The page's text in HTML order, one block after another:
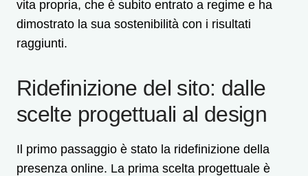
vita propria, che è subito entrato a regime e ha
dimostrato la sua sostenibilità con i risultati
raggiunti.
Ridefinizione del sito: dalle
scelte progettuali al design
Il primo passaggio è stato la ridefinizione della
presenza online. La prima scelta progettuale è